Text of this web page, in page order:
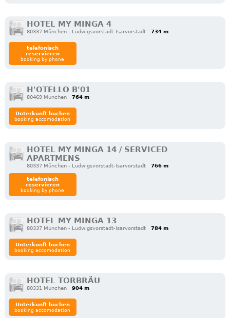
HOTEL MY MINGA 4
80337 München - Ludwigsvorstadt-Isarvorstadt 734 m
telefonisch
reservieren
booking by phone
H'OTELLO B'01
80469 München 764 m
Unterkunft buchen
booking accomodation
HOTEL MY MINGA 14 / SERVICED
APARTMENS
80337 München - Ludwigsvorstadt-Isarvorstadt 766 m
telefonisch
reservieren
booking by phone
HOTEL MY MINGA 13
80337 München - Ludwigsvorstadt-Isarvorstadt 784 m
Unterkunft buchen
booking accomodation
HOTEL TORBRÄU
80331 München 904 m
Unterkunft buchen
booking accomodation